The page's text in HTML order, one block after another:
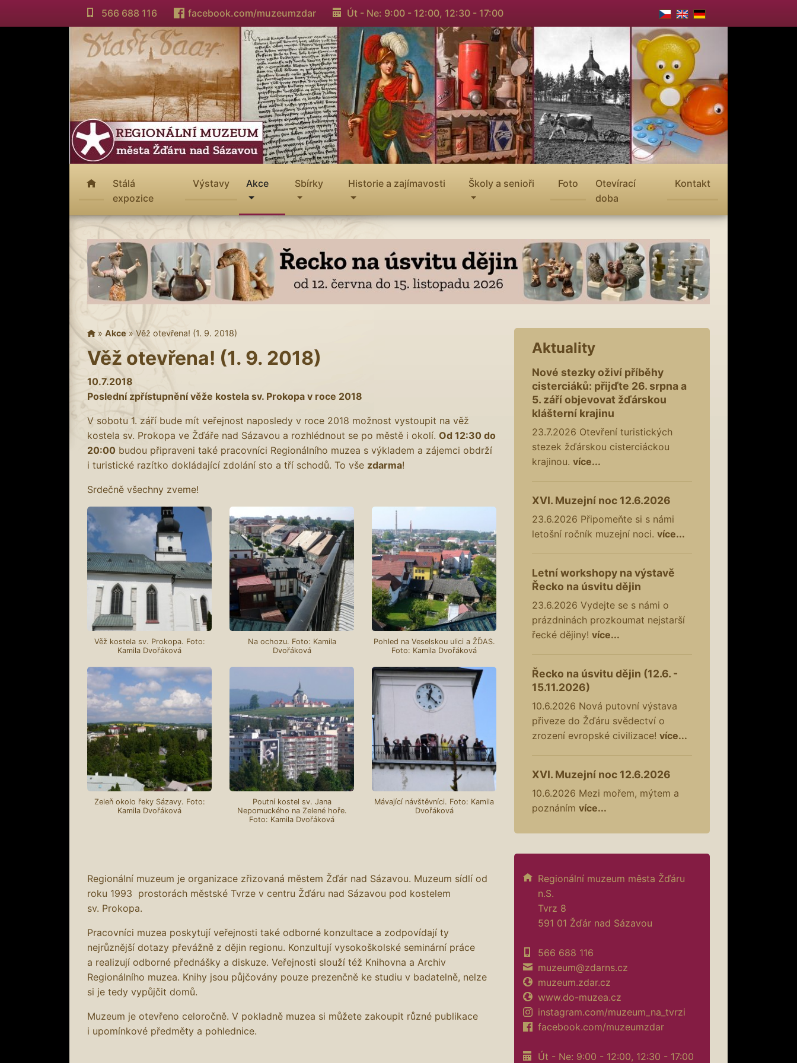
566 688 116 facebook.com/muzeumzdar Út - Ne: 9:00 - 12:00, 12:30 - 17:00
Stálá
expozice
Výstavy Akce Sbírky Historie a zajímavosti Školy a senioři Foto
Otevírací
doba
Kontakt
Aktuality
Nové stezky oživí příběhy
cisterciáků: přijďte 26. srpna a
5. září objevovat žďárskou
klášterní krajinu
23.7.2026 Otevření turistických
stezek žďárskou cisterciáckou
krajinou. více...
XVI. Muzejní noc 12.6.2026
23.6.2026 Připomeňte si s námi
letošní ročník muzejní noci. více...
Letní workshopy na výstavě
Řecko na úsvitu dějin
23.6.2026 Vydejte se s námi o
prázdninách prozkoumat nejstarší
řecké dějiny! více...
Řecko na úsvitu dějin (12.6. -
15.11.2026)
10.6.2026 Nová putovní výstava
přiveze do Žďáru svědectví o
zrození evropské civilizace! více...
XVI. Muzejní noc 12.6.2026
10.6.2026 Mezi mořem, mýtem a
poznáním více...
» Akce » Věž otevřena! (1. 9. 2018)
Věž otevřena! (1. 9. 2018)
10.7.2018
Poslední zpřístupnění věže kostela sv. Prokopa v roce 2018
V sobotu 1. září bude mít veřejnost naposledy v roce 2018 možnost vystoupit na věž
kostela sv. Prokopa ve Žďáře nad Sázavou a rozhlédnout se po městě i okolí. Od 12:30 do
20:00 budou připraveni také pracovníci Regionálního muzea s výkladem a zájemci obdrží
i turistické razítko dokládající zdolání sto a tří schodů. To vše zdarma!
Srdečně všechny zveme!
Věž kostela sv. Prokopa. Foto:
Kamila Dvořáková
Na ochozu. Foto: Kamila
Dvořáková
Pohled na Veselskou ulici a ŽĎAS.
Foto: Kamila Dvořáková
Zeleň okolo řeky Sázavy. Foto:
Kamila Dvořáková
Poutní kostel sv. Jana
Nepomuckého na Zelené hoře.
Foto: Kamila Dvořáková
Mávající návštěvníci. Foto: Kamila
Dvořáková
Regionální muzeum je organizace zřizovaná městem Žďár nad Sázavou. Muzeum sídlí od
roku 1993 prostorách městské Tvrze v centru Žďáru nad Sázavou pod kostelem
sv. Prokopa.
Pracovníci muzea poskytují veřejnosti také odborné konzultace a zodpovídají ty
nejrůznější dotazy převážně z dějin regionu. Konzultují vysokoškolské seminární práce
a realizují odborné přednášky a diskuze. Veřejnosti slouží též Knihovna a Archiv
Regionálního muzea. Knihy jsou půjčovány pouze prezenčně ke studiu v badatelně, nelze
si je tedy vypůjčit domů.
Muzeum je otevřeno celoročně. V pokladně muzea si můžete zakoupit různé publikace
i upomínkové předměty a pohlednice.
Regionální muzeum města Žďáru
n.S.
Tvrz 8
591 01 Žďár nad Sázavou
566 688 116
muzeum@zdarns.cz
muzeum.zdar.cz
www.do-muzea.cz
instagram.com/muzeum_na_tvrzi
facebook.com/muzeumzdar
Út - Ne: 9:00 - 12:00, 12:30 - 17:00